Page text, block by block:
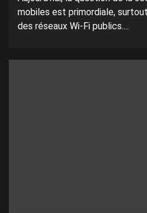
mobiles est primordiale,
des réseaux Wi-Fi publics....